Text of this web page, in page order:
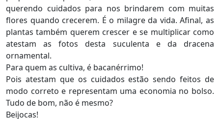
querendo cuidados para nos brindarem com muitas
flores quando crecerem. É o milagre da vida. Afinal, as
plantas também querem crescer e se multiplicar como
atestam as fotos desta suculenta e da dracena
ornamental.
Para quem as cultiva, é bacanérrimo!
Pois atestam que os cuidados estão sendo feitos de
modo correto e representam uma economia no bolso.
Tudo de bom, não é mesmo?
Beijocas!